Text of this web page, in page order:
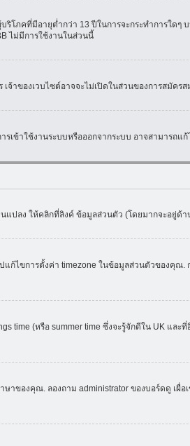
ริโภคที่มีอายุต่ำกว่า 13 ปีในการจะกระทำการใ
ไม่มีการใช้งานในส่วนนี้
าของเวบไซต์อาจจะไม่เปิดในส่วนของการสมั
ข้าใช้งานระบบหรือออกจากระบบ อาจสามารถแ
ปลง ให้คลิกที่ลิงค์ ข้อมูลส่วนตัว (โดยมากจะอยู่
ไขการตั้งค่า timezone ในข้อมูลส่วนตัวของคุ
time (หรือ summer time ซึ่งจะรู้จักดีใน UK แล
าของคุณ. ลองถาม administrator ของบอร์ดดู